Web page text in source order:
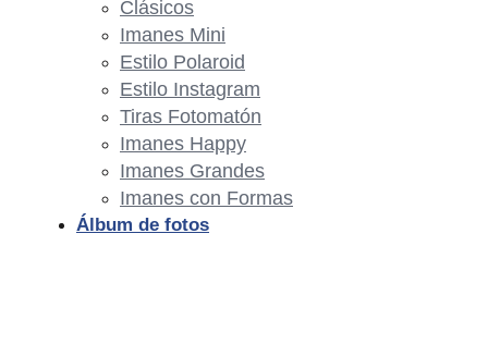
Clásicos
Imanes Mini
Estilo Polaroid
Estilo Instagram
Tiras Fotomatón
Imanes Happy
Imanes Grandes
Imanes con Formas
Álbum de fotos